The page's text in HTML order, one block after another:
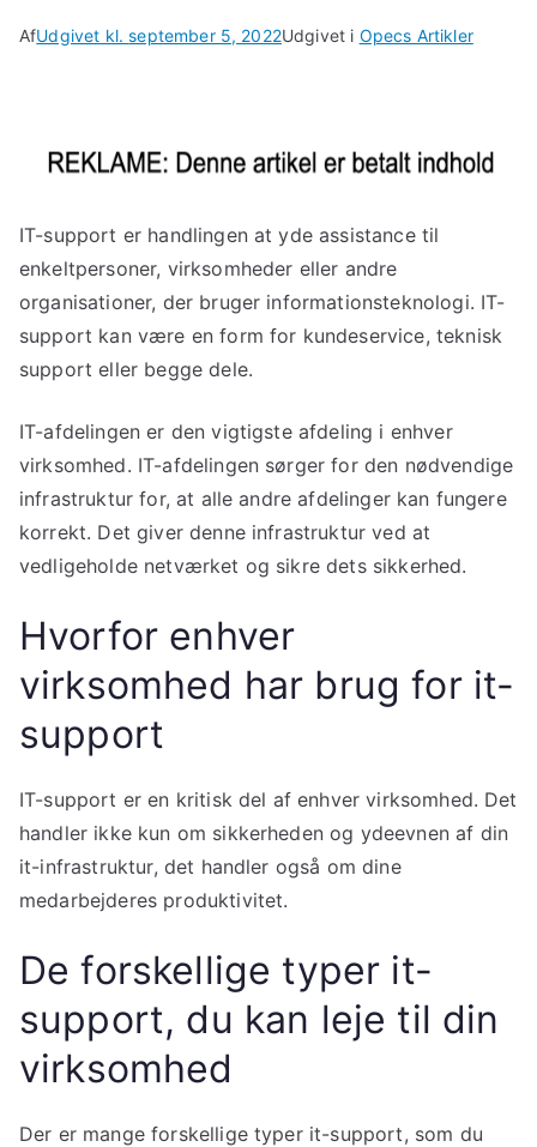
AfUdgivet kl.september 5, 2022Udgivet i Opecs Artikler
IT-support er handlingen at yde assistance til
enkeltpersoner, virksomheder eller andre
organisationer, der bruger informationsteknologi. IT-
support kan være en form for kundeservice, teknisk
support eller begge dele.
IT-afdelingen er den vigtigste afdeling i enhver
virksomhed. IT-afdelingen sørger for den nødvendige
infrastruktur for, at alle andre afdelinger kan fungere
korrekt. Det giver denne infrastruktur ved at
vedligeholde netværket og sikre dets sikkerhed.
Hvorfor enhver
virksomhed har brug for it-
support
IT-support er en kritisk del af enhver virksomhed. Det
handler ikke kun om sikkerheden og ydeevnen af din
it-infrastruktur, det handler også om dine
medarbejderes produktivitet.
De forskellige typer it-
support, du kan leje til din
virksomhed
Der er mange forskellige typer it-support, som du